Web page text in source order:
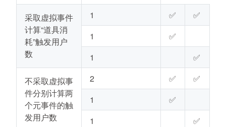
采取虚拟事件
计算“道具消
耗”触发用户
数
1 ✅
✅
1
✅
1
✅
不采取虚拟事
件分别计算两
个元事件的触
发用户数
2 ✅
✅
1
✅
1
✅